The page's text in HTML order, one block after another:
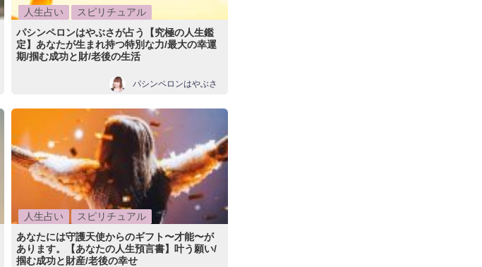
人生占い
スピリチュアル
パシンペロンはやぶさが占う【究極の人生鑑
定】あなたが生まれ持つ特別な力/最大の幸運
期/掴む成功と財/老後の生活
パシンペロンはやぶさ
人生占い
スピリチュアル
あなたには守護天使からのギフト〜才能〜が
あります。【あなたの人生預言書】叶う願い/
掴む成功と財産/老後の幸せ